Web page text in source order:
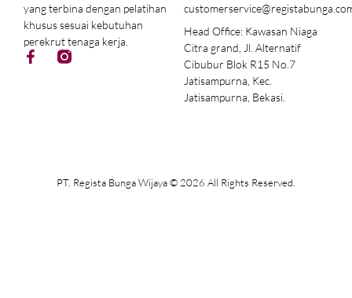
yang terbina dengan pelatihan
khusus sesuai kebutuhan
perekrut tenaga kerja.
Head Office: Kawasan Niaga
Citra grand, Jl. Alternatif
Cibubur Blok R15 No.7
Jatisampurna, Kec.
Jatisampurna, Bekasi.
PT. Regista Bunga Wijaya © 2026 All Rights Reserved.